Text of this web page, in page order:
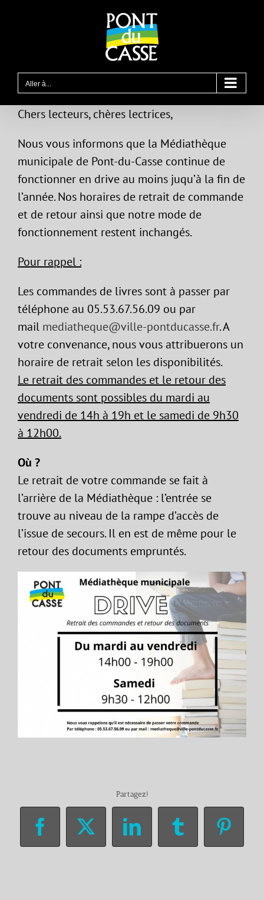
Aller à...
Chers lecteurs, chères lectrices,
Nous vous informons que la Médiathèque
municipale de Pont-du-Casse continue de
fonctionner en drive au moins juqu’à la fin de
l’année. Nos horaires de retrait de commande
et de retour ainsi que notre mode de
fonctionnement restent inchangés.
Pour rappel :
Les commandes de livres sont à passer par
téléphone au 05.53.67.56.09 ou par
mail mediatheque@ville-pontducasse.fr. A
votre convenance, nous vous attribuerons un
horaire de retrait selon les disponibilités.
Le retrait des commandes et le retour des
documents sont possibles du mardi au
vendredi de 14h à 19h et le samedi de 9h30
à 12h00.
Où ?
Le retrait de votre commande se fait à
l’arrière de la Médiathèque : l’entrée se
trouve au niveau de la rampe d’accès de
l’issue de secours. Il en est de même pour le
retour des documents empruntés.
Partagez!
Facebook
X LinkedInTumblr